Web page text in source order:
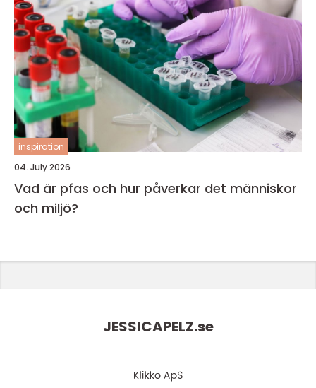
inspiration
04. July 2026
Vad är pfas och hur påverkar det människor
och miljö?
JESSICAPELZ.se